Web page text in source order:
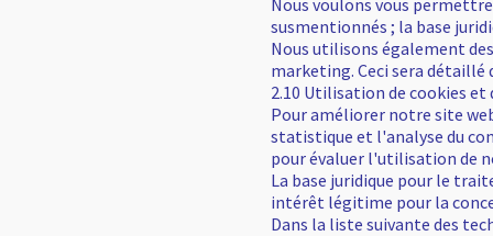
Nous voulons vous
susmentionnés ; la base
Nous utilisons également
marketing. Ceci sera détaillé
2.10 Utilisation de cookies
Pour améliorer notre site
statistique et l'analyse du
pour évaluer l'utilisation de
La base juridique pour le
intérêt légitime pour la
Dans la liste suivante des